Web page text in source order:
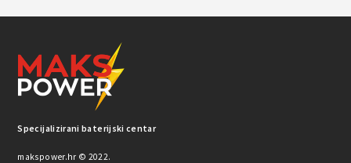
Specijalizirani baterijski centar
makspower.hr © 2022.